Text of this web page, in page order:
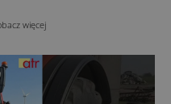
więcej